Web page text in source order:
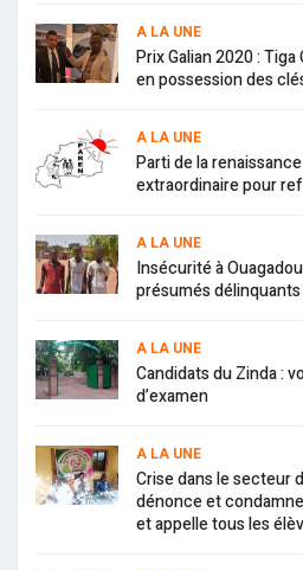
A LA UNE
Prix Galian 2020 :
en possession des
A LA UNE
Parti de la
extraordinaire pour
A LA UNE
Insécurité à
présumés
A LA UNE
Candidats du Zinda :
d’examen
A LA UNE
Crise dans le secteur
dénonce et
et appelle tous les